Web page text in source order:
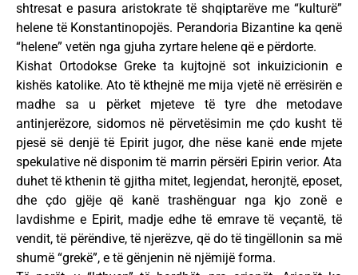
shtresat e pasura aristokrate të shqiptarëve me “kulturë”
helene të Konstantinopojës. Perandoria Bizantine ka qenë
“helene” vetën nga gjuha zyrtare helene që e përdorte.
Kishat Ortodokse Greke ta kujtojnë sot inkuizicionin e
kishës katolike. Ato të kthejnë me mija vjetë në errësirën e
madhe sa u përket mjeteve të tyre dhe metodave
antinjerëzore, sidomos në përvetësimin me çdo kusht të
pjesë së denjë të Epirit jugor, dhe nëse kanë ende mjete
spekulative në disponim të marrin përsëri Epirin verior. Ata
duhet të kthenin të gjitha mitet, legjendat, heronjtë, eposet,
dhe çdo gjëje që kanë trashënguar nga kjo zonë e
lavdishme e Epirit, madje edhe të emrave të veçantë, të
vendit, të përëndive, të njerëzve, që do të tingëllonin sa më
shumë “grekë”, e të gënjenin në njëmijë forma.